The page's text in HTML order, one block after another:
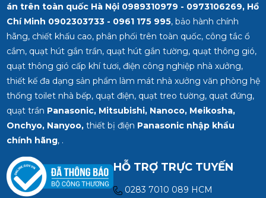
án trên toàn quốc Hà Nội 0989310979 - 0973106269, Hồ
Chí Minh 0902303733 - 0961 175 995, bảo hành chính
hãng, chiết khấu cao, phân phối trên toàn quốc, công tắc ổ
cắm, quạt hút gắn trần, quạt hút gắn tường, quạt thông gió,
quạt thông gió cấp khí tươi, điện công nghiệp nhà xưởng,
thiết kế đa dạng sản phẩm làm mát nhà xưởng văn phòng hệ
thống toilet nhà bếp, quạt điện, quạt treo tường, quạt đứng,
quạt trần Panasonic, Mitsubishi, Nanoco, Meikosha,
Onchyo, Nanyoo,thiết bị điện Panasonic nhập khẩu
chính hãng, .
HỖ TRỢ TRỰC TUYẾN
0283 7010 089 HCM